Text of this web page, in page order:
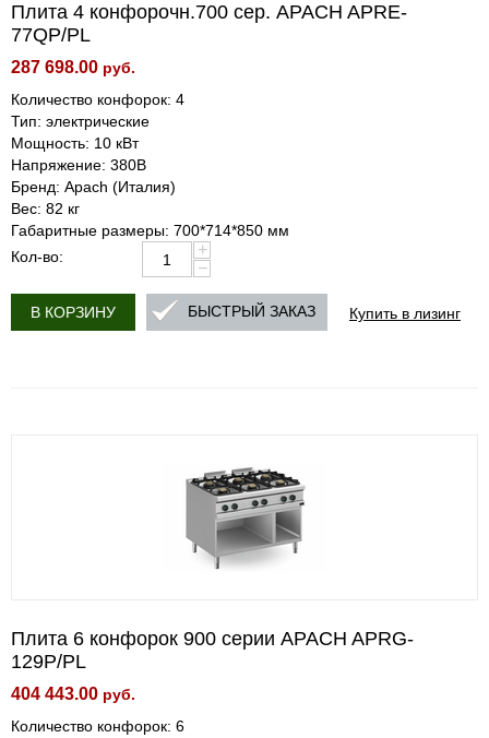
Плита 4 конфорочн.700 сер. APACH APRE-
77QP/PL
287 698.00 руб.
Количество конфорок: 4
Тип: электрические
Мощность: 10 кВт
Напряжение: 380В
Бренд: Apach (Италия)
Вес: 82 кг
Габаритные размеры: 700*714*850 мм
Кол-во:
+
−
В КОРЗИНУ Купить в лизинг
БЫСТРЫЙ ЗАКАЗ
Плита 6 конфорок 900 серии APACH APRG-
129P/PL
404 443.00 руб.
Количество конфорок: 6